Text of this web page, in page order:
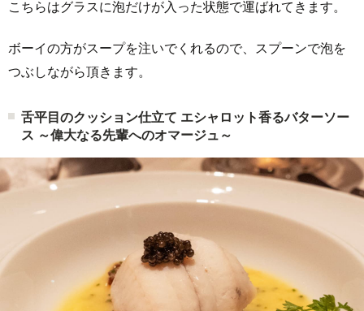
こちらはグラスに泡だけが入った状態で運ばれてきます。
ボーイの方がスープを注いでくれるので、スプーンで泡を
つぶしながら頂きます。
舌平目のクッション仕立て エシャロット香るバターソー
ス ～偉大なる先輩へのオマージュ～